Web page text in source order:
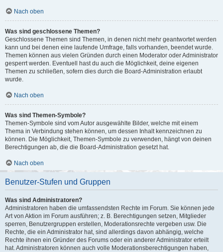
Nach oben
Was sind geschlossene Themen?
Geschlossene Themen sind Themen, in denen nicht mehr geantwortet werden
kann und bei denen eine laufende Umfrage, falls vorhanden, beendet wurde.
Themen können aus vielen Gründen durch einen Moderator oder Administrator
gesperrt werden. Eventuell hast du auch die Möglichkeit, deine eigenen
Themen zu schließen, sofern dies durch die Board-Administration erlaubt
wurde.
Nach oben
Was sind Themen-Symbole?
Themen-Symbole sind vom Autor ausgewählte Bilder, welche mit einem
Thema in Verbindung stehen können, um dessen Inhalt kennzeichnen zu
können. Die Möglichkeit, Themen-Symbole zu verwenden, hängt von deinen
Berechtigungen ab, die die Board-Administration gesetzt hat.
Nach oben
Benutzer-Stufen und Gruppen
Was sind Administratoren?
Administratoren haben die umfassendsten Rechte im Forum. Sie können jede
Art von Aktion im Forum ausführen; z. B. Berechtigungen setzen, Mitglieder
sperren, Benutzergruppen erstellen, Moderationsrechte vergeben usw. Die
Rechte, die ein Administrator hat, sind allerdings davon abhängig, welche
Rechte ihnen ein Gründer des Forums oder ein anderer Administrator erteilt
hat. Administratoren können auch volle Moderationsberechtigungen haben,